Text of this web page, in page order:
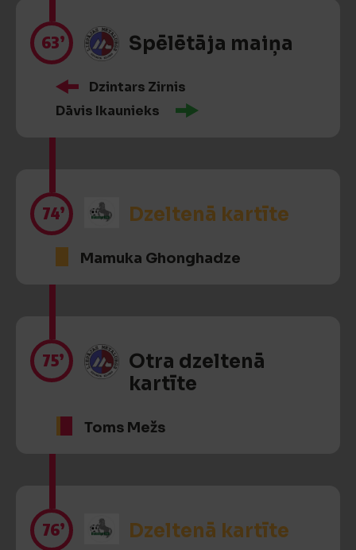
63’ Spēlētāja maiņa
Dzintars Zirnis
Dāvis Ikaunieks
74’ Dzeltenā kartīte
Mamuka Ghonghadze
75’
Otra dzeltenā
kartīte
Toms Mežs
76’ Dzeltenā kartīte